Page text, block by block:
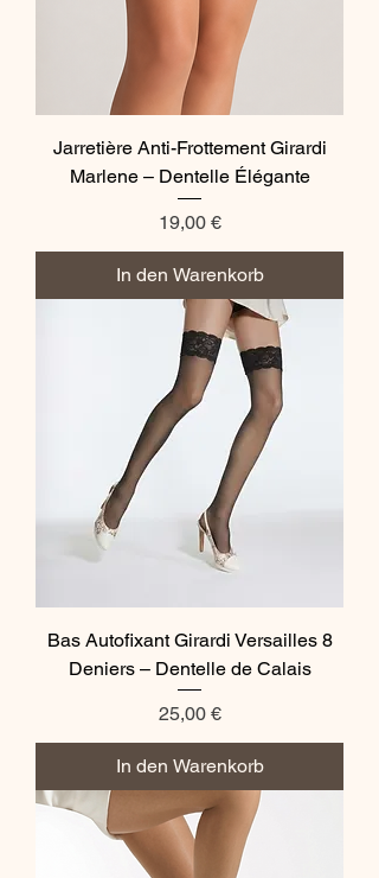
Jarretière Anti-Frottement Girardi
Marlene – Dentelle Élégante
Preis
19,00 €
In den Warenkorb
Bas Autofixant Girardi Versailles 8
Deniers – Dentelle de Calais
Preis
25,00 €
In den Warenkorb